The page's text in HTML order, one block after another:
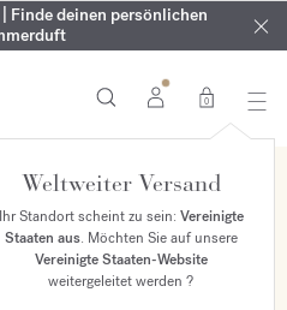
velvet moodin Ihrer Bestellung*
alle Düfte und Körperöle bis zum
| Finde deinen persönlichen
0
Weltweiter Versand
Ihr Standort scheint zu sein: Vereinigte
Staaten aus. Möchten Sie auf unsere
Vereinigte Staaten-Website
weitergeleitet werden ?
ONLINE EXKLUSIV